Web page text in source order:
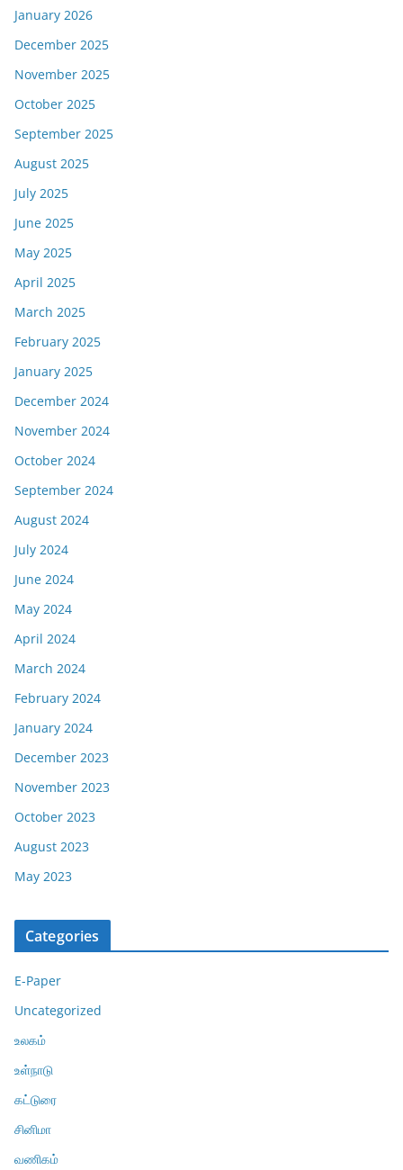
January 2026
December 2025
November 2025
October 2025
September 2025
August 2025
July 2025
June 2025
May 2025
April 2025
March 2025
February 2025
January 2025
December 2024
November 2024
October 2024
September 2024
August 2024
July 2024
June 2024
May 2024
April 2024
March 2024
February 2024
January 2024
December 2023
November 2023
October 2023
August 2023
May 2023
Categories
E-Paper
Uncategorized
உலகம்
உள்நாடு
கட்டுரை
சினிமா
வணிகம்